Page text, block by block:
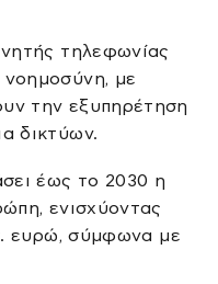
τηλεφωνίας
με
την εξυπηρέτηση
δικτύων.
έως το 2030 η
ενισχύοντας
ευρώ, σύμφωνα με